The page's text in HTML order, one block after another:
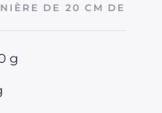
DE 20 CM DE
g